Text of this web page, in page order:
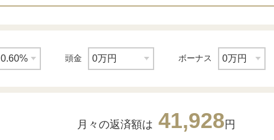
頭金 ボーナス
月々の返済額は 41,928円